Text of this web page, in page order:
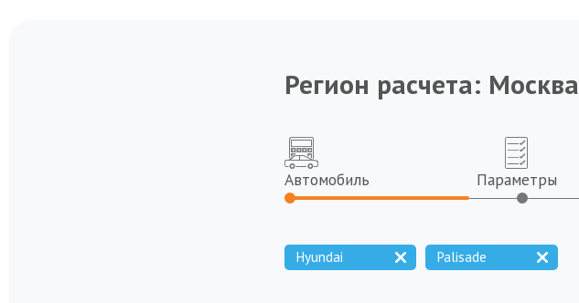
Регион расчета: Москва
Автомобиль Параметры
Hyundai Palisade